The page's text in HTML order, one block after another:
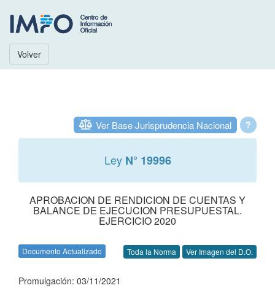
Volver
?
Ver Base Jurisprudencia Nacional
Ley N° 19996
APROBACION DE RENDICION DE CUENTAS Y
BALANCE DE EJECUCION PRESUPUESTAL.
EJERCICIO 2020
Documento Actualizado Toda la Norma Ver Imagen del D.O.
Promulgación: 03/11/2021